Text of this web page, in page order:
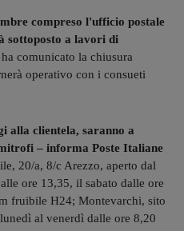
compreso l'ufficio postale
sottoposto a lavori di
comunicato la chiusura
operativo con i consueti
alla clientela, saranno a
– informa Poste Italiane
20/a, 8/c Arezzo, aperto dal
ore 13,35, il sabato dalle ore
fruibile H24; Montevarchi, sito
al venerdì dalle ore 8,20